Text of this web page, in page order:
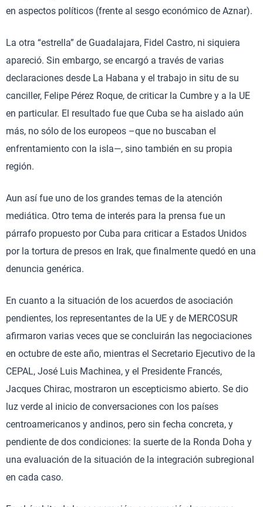
en aspectos políticos (frente al sesgo económico de Aznar).
La otra “estrella” de Guadalajara, Fidel Castro, ni siquiera
apareció. Sin embargo, se encargó a través de varias
declaraciones desde La Habana y el trabajo in situ de su
canciller, Felipe Pérez Roque, de criticar la Cumbre y a la UE
en particular. El resultado fue que Cuba se ha aislado aún
más, no sólo de los europeos –que no buscaban el
enfrentamiento con la isla—, sino también en su propia
región.
Aun así fue uno de los grandes temas de la atención
mediática. Otro tema de interés para la prensa fue un
párrafo propuesto por Cuba para criticar a Estados Unidos
por la tortura de presos en Irak, que finalmente quedó en una
denuncia genérica.
En cuanto a la situación de los acuerdos de asociación
pendientes, los representantes de la UE y de MERCOSUR
afirmaron varias veces que se concluirán las negociaciones
en octubre de este año, mientras el Secretario Ejecutivo de la
CEPAL, José Luis Machinea, y el Presidente Francés,
Jacques Chirac, mostraron un escepticismo abierto. Se dio
luz verde al inicio de conversaciones con los países
centroamericanos y andinos, pero sin fecha concreta, y
pendiente de dos condiciones: la suerte de la Ronda Doha y
una evaluación de la situación de la integración subregional
en cada caso.